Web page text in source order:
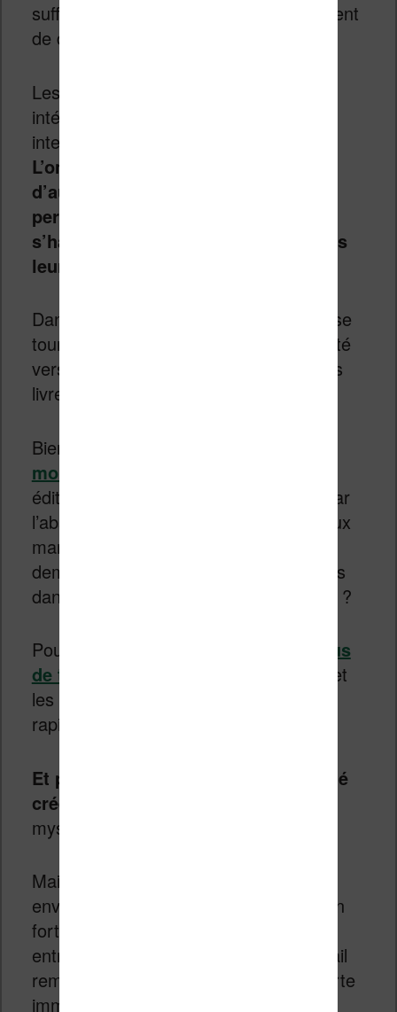
suffisante (et on ne parle pas uniquement
de distribution) ?
Les enfants sont de plus en plus
intéressés par les expériences
interactives sur tablettes.
L’omniprésence des
d’autres appareils à écrans tactile
permettra aux plus jeunes de
s’habituer à la lecture numérique dès
leur plus jeune âge
Dans 10 à 15 ans, les jeunes lecteurs se
tourneront vraisemblablement en priorité
vers le numérique pour se procurer des
livres.
Bien évidemment,
mourra pas
éditeurs sera fortement compromise par
l’absence d’offre numérique adaptée aux
marchés futurs. Ce n’est pas pour
demain, ni pour l’année prochaine. Mais
dans 10 ans, qui sait ce qu’il adviendra ?
Pourquoi
Wattpad gagne toujours plus
de terrain
? Parce que les mentalités et
les usages du numérique changent
rapidement.
Et pourquoi un tel service n’a pas été
créé par un éditeur ?
mystère…
Mais, la défiance de l’industrie du livre
envers le numérique finira par porter un
fort préjudice à de nombreuses
entreprises – qui font pourtant un travail
remarquable d’édition. Ce sera une perte
immense de perdre ces acteurs.